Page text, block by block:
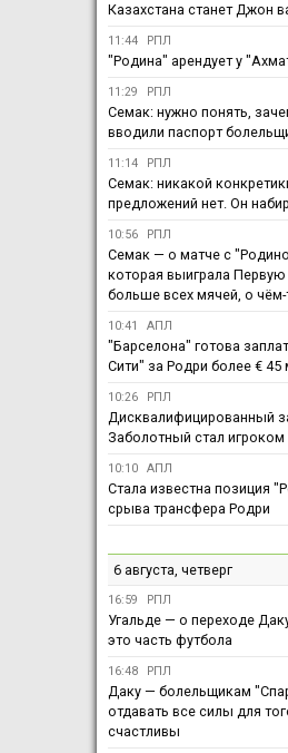
Казахстана станет Джон
11:44 РПЛ
"Родина" арендует у
11:29 РПЛ
Семак: нужно понять,
вводили паспорт
11:14 РПЛ
Семак: никакой
предложений нет. Он
10:56 РПЛ
Семак — о матче с
которая выиграла Первую
больше всех мячей, о чём-
10:41 АПЛ
"Барселона" готова
Сити" за Родри более € 45
10:26 РПЛ
Дисквалифицированный
Заболотный стал
10:10 АПЛ
Стала известна позиция
срыва трансфера Родри
6 августа, четверг
16:59 РПЛ
Угальде — о переходе
это часть футбола
16:48 РПЛ
Даку — болельщикам
отдавать все силы для
счастливы